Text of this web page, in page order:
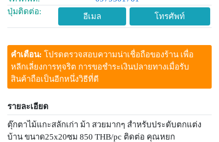
ปุ่มติดต่อ:
อีเมล โทรศัพท์
คำเตือน: โปรดตรวจสอบความน่าเชื่อถือของร้าน เพื่อ
หลีกเลี่ยงการทุจริต การขอชำระเงินปลายทางเมื่อรับ
สินค้าถือเป็นอีกหนึ่งวิธีที่ดี
รายละเอียด
ตุ๊กตาไม้แกะสลักเก่า ม้า สวยมากๆ สำหรับประดับตกแต่ง
บ้าน ขนาด25x20ซม 850 THB/pc ติดต่อ คุณหยก